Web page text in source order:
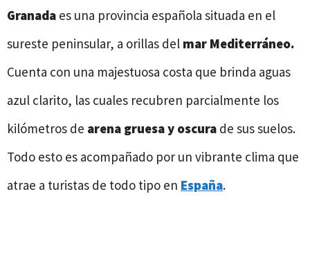
Granada es una provincia española situada en el
sureste peninsular, a orillas del mar Mediterráneo.
Cuenta con una majestuosa costa que brinda aguas
azul clarito, las cuales recubren parcialmente los
kilómetros de arena gruesa y oscura de sus suelos.
Todo esto es acompañado por un vibrante clima que
atrae a turistas de todo tipo en España.